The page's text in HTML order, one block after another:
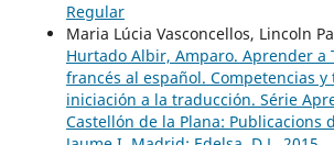
Regular
Maria Lúcia Vasconcellos, Lincoln
Hurtado Albir, Amparo. Aprender a
francés al español. Competencias y
iniciación a la traducción. Série
Castellón de la Plana: Publicacions